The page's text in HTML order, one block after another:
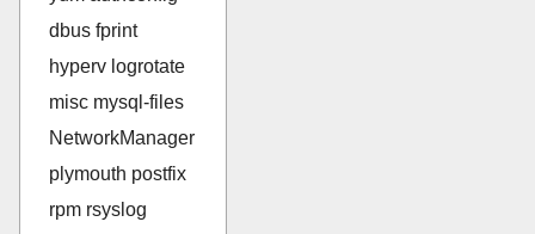
dbus fprint
hyperv logrotate
misc mysql-files
NetworkManager
plymouth postfix
rpm rsyslog